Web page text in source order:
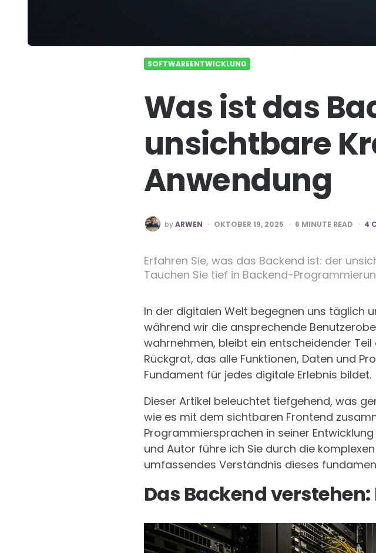
SOFTWAREENTWICKLUNG
Was ist das
unsichtbare
Anwendung
POSTED
BY
by ARWEN OKTOBER 19, 2025 6 MINUTE READ 4
Erfahren Sie, was das Backend ist: der
Tauchen Sie tief in Backend-
In der digitalen Welt begegnen uns täglich
während wir die ansprechende
wahrnehmen, bleibt ein entscheidender
Rückgrat, das alle Funktionen, Daten und
Fundament für jedes digitale Erlebnis bildet.
Dieser Artikel beleuchtet tiefgehend, was
wie es mit dem sichtbaren Frontend
Programmiersprachen in seiner
und Autor führe ich Sie durch die
umfassendes Verständnis dieses
Das Backend